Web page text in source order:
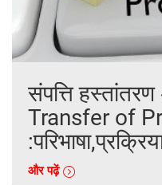
संपत्ति
Transfer of
और पढ़ें